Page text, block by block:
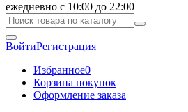
ежедневно с 10:00 до 22:00
ВойтиРегистрация
Избранное0
Корзина покупок
Оформление заказа